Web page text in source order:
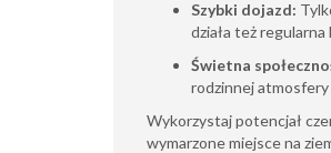
Szybki dojazd:
działa też
Świetna
rodzinnej
Wykorzystaj potencjał
wymarzone miejsce na